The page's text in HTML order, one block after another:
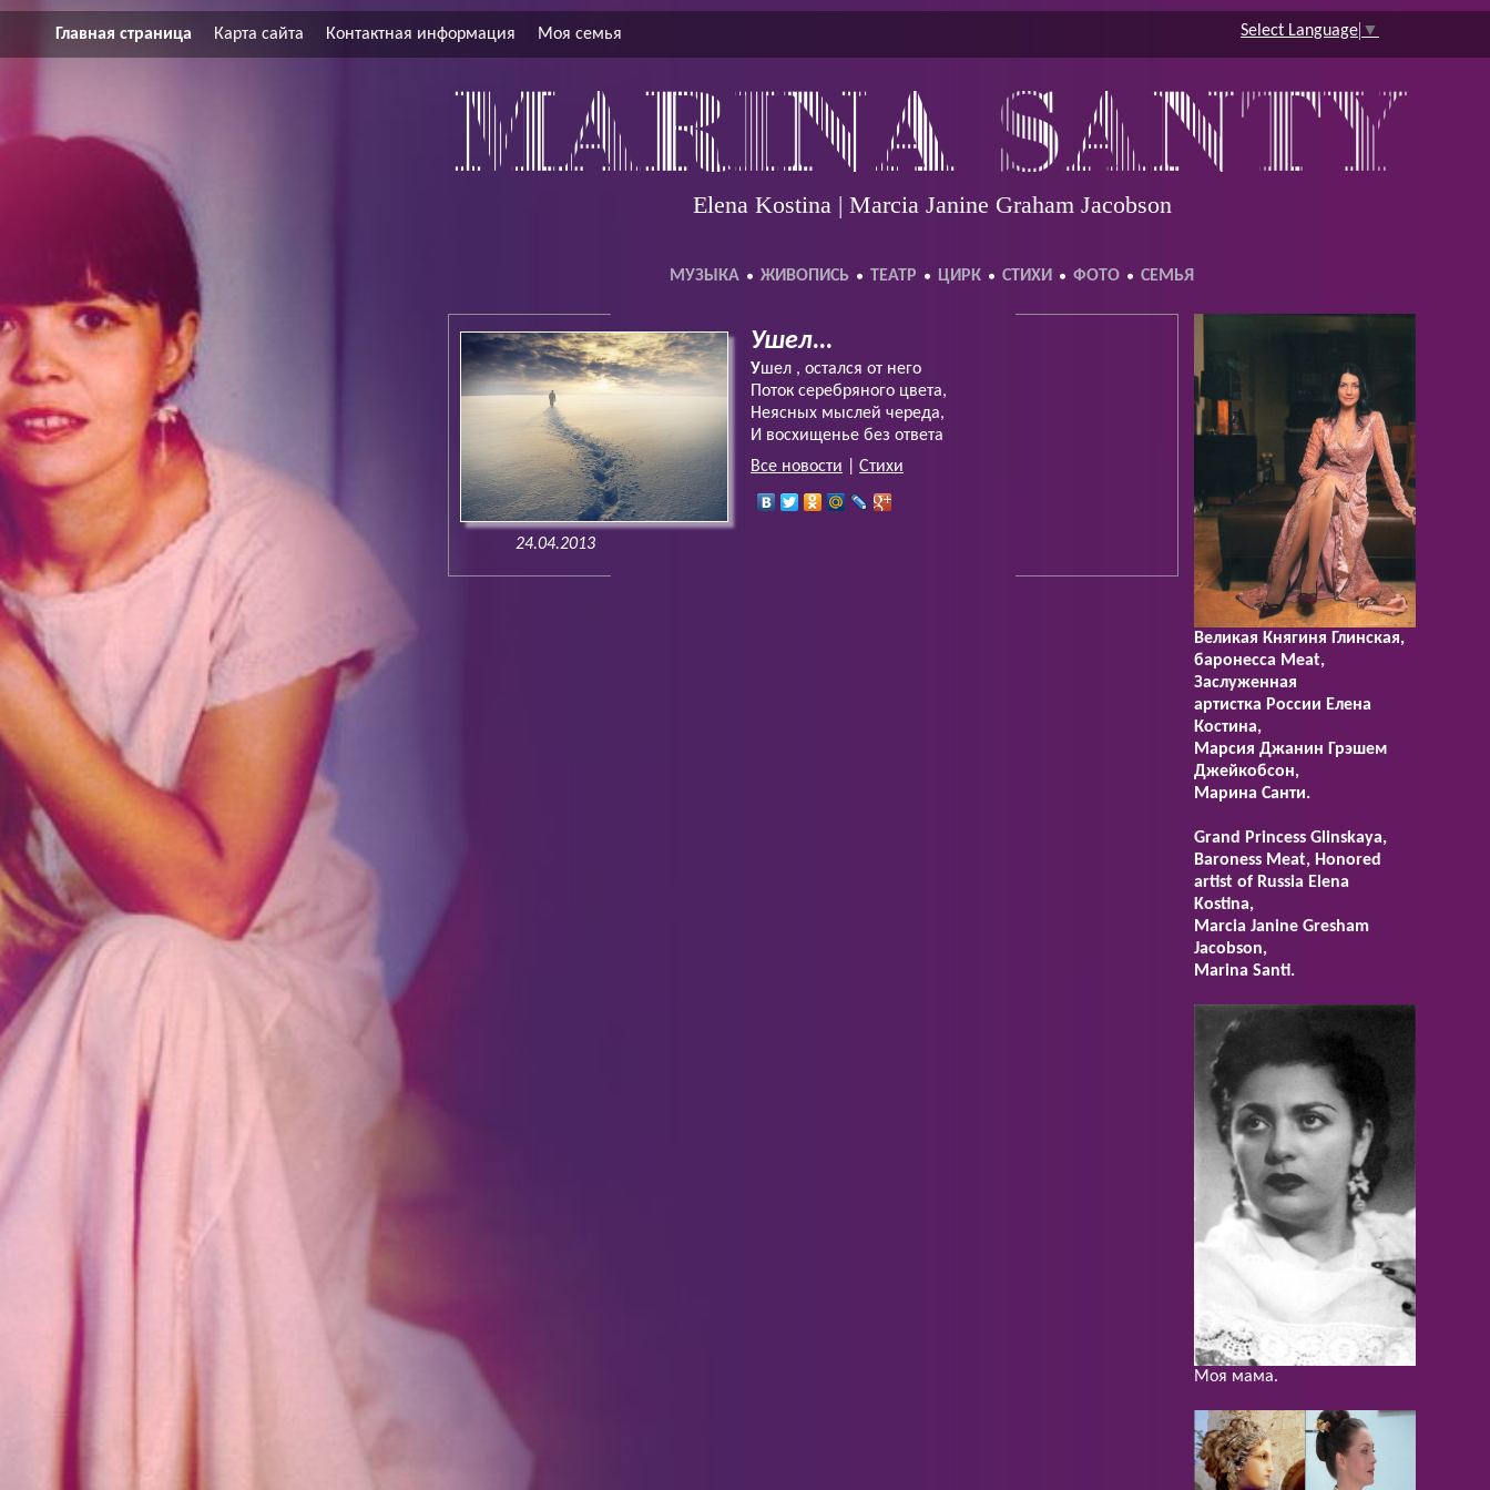
Главная страница Карта сайта Контактная информация Моя семья Select Language ▼
Elena Kostina | Marcia Janine Graham Jacobson
МУЗЫКА ЖИВОПИСЬ ТЕАТР ЦИРК СТИХИ ФОТО СЕМЬЯ
24.04.2013
Ушел...
Ушел , остался от него
Поток серебряного цвета,
Неясных мыслей череда,
И восхищенье без ответа
Все новости
Стихи
Великая Княгиня Глинская,
баронесса Meat,
Заслуженная
артистка России Елена
Костина,
Марсия Джанин Грэшем
Джейкобсон,
Марина Санти.
Grand Princess Glinskaya,
Baroness Meat, Honored
artist of Russia Elena
Kostina,
Marcia Janine Gresham
Jacobson,
Marina Santi.
Моя мама.